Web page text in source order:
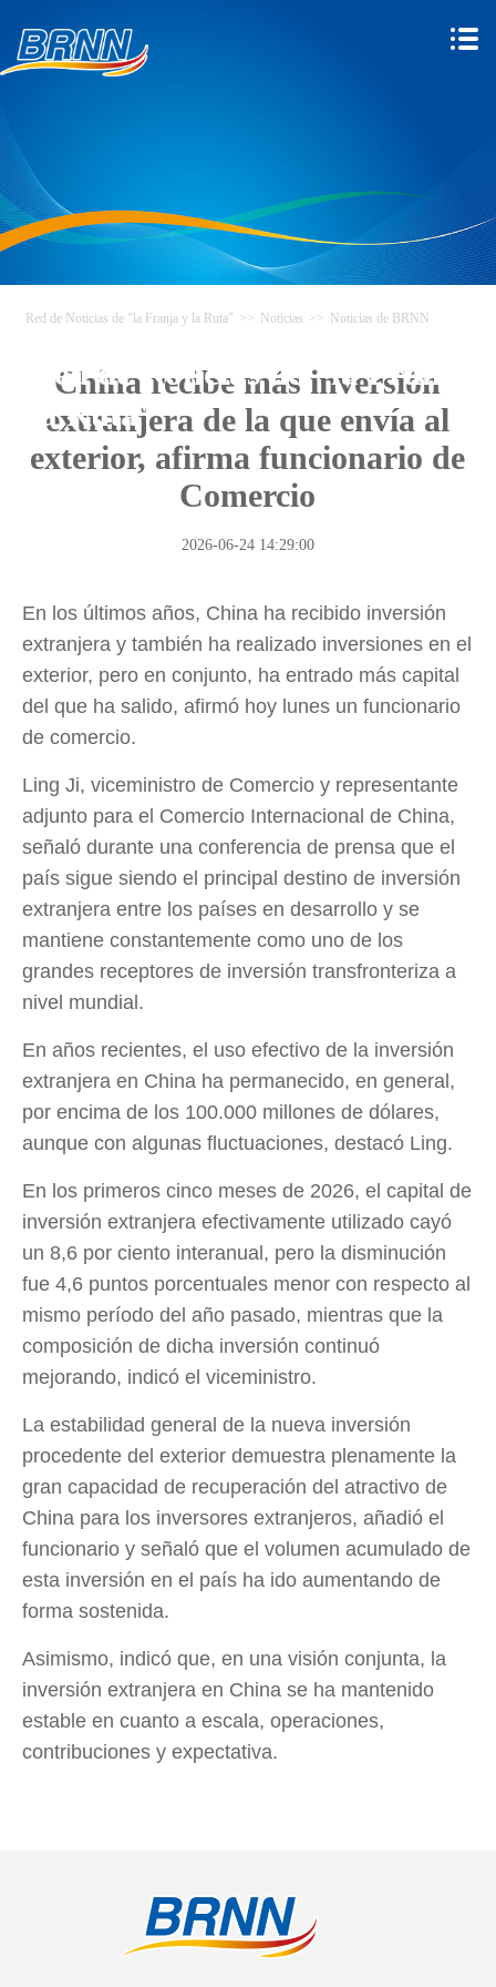
Red de Noticias de "la Franja y
la Ruta"
Red de Noticias de "la Franja y la Ruta" >> Noticias >> Noticias de BRNN
China recibe más inversión
extranjera de la que envía al
exterior, afirma funcionario de
Comercio
2026-06-24 14:29:00
En los últimos años, China ha recibido inversión
extranjera y también ha realizado inversiones en el
exterior, pero en conjunto, ha entrado más capital
del que ha salido, afirmó hoy lunes un funcionario
de comercio.
Ling Ji, viceministro de Comercio y representante
adjunto para el Comercio Internacional de China,
señaló durante una conferencia de prensa que el
país sigue siendo el principal destino de inversión
extranjera entre los países en desarrollo y se
mantiene constantemente como uno de los
grandes receptores de inversión transfronteriza a
nivel mundial.
En años recientes, el uso efectivo de la inversión
extranjera en China ha permanecido, en general,
por encima de los 100.000 millones de dólares,
aunque con algunas fluctuaciones, destacó Ling.
En los primeros cinco meses de 2026, el capital de
inversión extranjera efectivamente utilizado cayó
un 8,6 por ciento interanual, pero la disminución
fue 4,6 puntos porcentuales menor con respecto al
mismo período del año pasado, mientras que la
composición de dicha inversión continuó
mejorando, indicó el viceministro.
La estabilidad general de la nueva inversión
procedente del exterior demuestra plenamente la
gran capacidad de recuperación del atractivo de
China para los inversores extranjeros, añadió el
funcionario y señaló que el volumen acumulado de
esta inversión en el país ha ido aumentando de
forma sostenida.
Asimismo, indicó que, en una visión conjunta, la
inversión extranjera en China se ha mantenido
estable en cuanto a escala, operaciones,
contribuciones y expectativa.